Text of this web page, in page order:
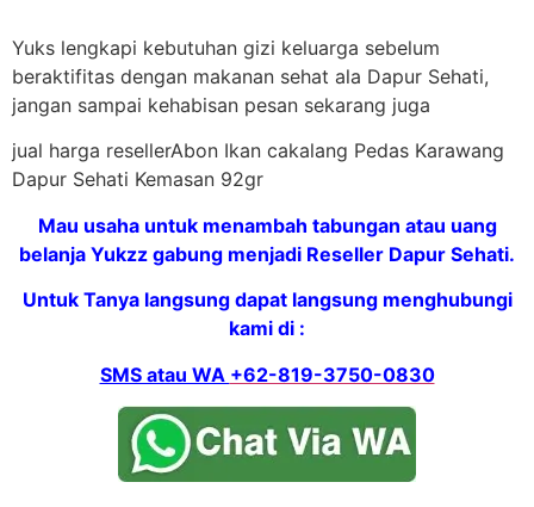
Yuks lengkapi kebutuhan gizi keluarga sebelum
beraktifitas dengan makanan sehat ala Dapur Sehati,
jangan sampai kehabisan pesan sekarang juga
jual harga resellerAbon Ikan cakalang Pedas Karawang
Dapur Sehati Kemasan 92gr
Mau usaha untuk menambah tabungan atau uang
belanja Yukzz gabung menjadi Reseller Dapur Sehati.
Untuk Tanya langsung dapat langsung menghubungi
kami di :
SMS atau WA +62-819-3750-0830